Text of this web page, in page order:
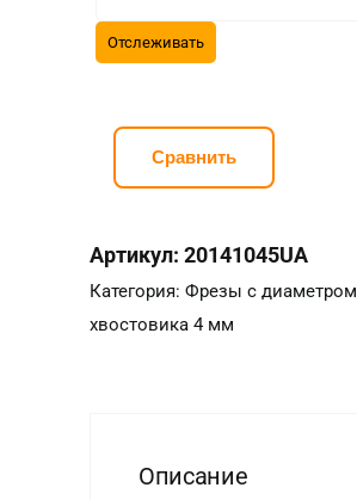
Сравнить
Артикул: 20141045UA
Категория: Фрезы с диаметром
хвостовика 4 мм
Описание